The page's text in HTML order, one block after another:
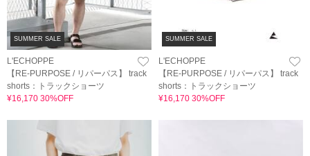
SUMMER SALE
L'ECHOPPE
【RE-PURPOSE / リパーパス】 track
shorts：トラックショーツ
¥16,170 30%OFF
SUMMER SALE
L'ECHOPPE
【RE-PURPOSE / リパーパス】 track
shorts：トラックショーツ
¥16,170 30%OFF